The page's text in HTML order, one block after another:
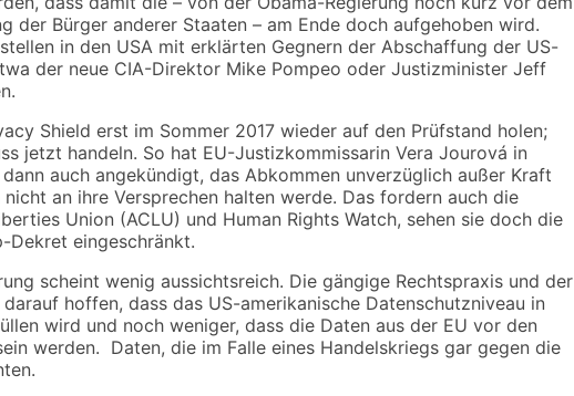
der Bürger anderer Staaten – am Ende doch aufgehoben wird.
in den USA mit erklärten Gegnern der Abschaffung der US-
der neue CIA-Direktor Mike Pompeo oder Justizminister Jeff
Shield erst im Sommer 2017 wieder auf den Prüfstand holen;
jetzt handeln. So hat EU-Justizkommissarin Vera Jourová in
auch angekündigt, das Abkommen unverzüglich außer Kraft
an ihre Versprechen halten werde. Das fordern auch die
Union (ACLU) und Human Rights Watch, sehen sie doch die
Dekret eingeschränkt.
scheint wenig aussichtsreich. Die gängige Rechtspraxis und der
hoffen, dass das US-amerikanische Datenschutzniveau in
wird und noch weniger, dass die Daten aus der EU vor den
werden. Daten, die im Falle eines Handelskriegs gar gegen die